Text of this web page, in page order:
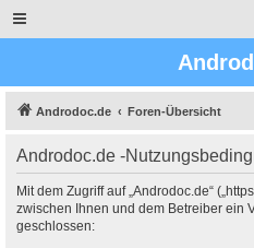
Androdoc.de Foren-Übersicht
Androdoc.de -
Mit dem Zugriff auf „Androdoc.de“
zwischen Ihnen und dem Betreiber ein
geschlossen: